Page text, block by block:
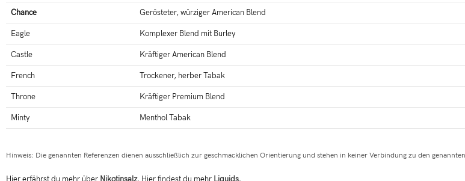
Chance Gerösteter, würziger American Blend
Eagle Komplexer Blend mit Burley
Castle Kräftiger American Blend
French Trockener, herber Tabak
Throne Kräftiger Premium Blend
Minty Menthol Tabak
Hinweis: Die genannten Referenzen dienen ausschließlich zur geschmacklichen Orientierung und stehen in keiner Verbindung zu den
Hier erfährst du mehr über Nikotinsalz. Hier findest du mehr Liquids.